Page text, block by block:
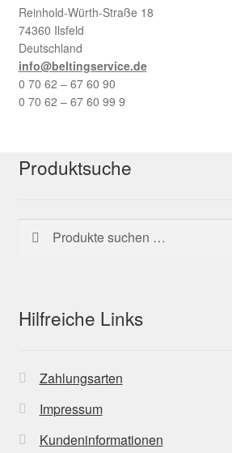
Reinhold-Würth-Straße 18
74360 Ilsfeld
Deutschland
info@beltingservice.de
0 70 62 – 67 60 90
0 70 62 – 67 60 99 9
Produktsuche
Suchen
nach:
Suchen
Hilfreiche Links
Zahlungsarten
Impressum
Kundeninformationen